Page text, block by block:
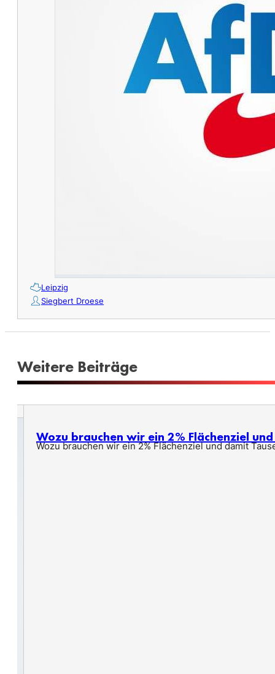
Leipzig
Siegbert Droese
Weitere Beiträge
Wozu brauchen wir ein 2% Flächenziel
Wozu brauchen wir ein 2% Flächenziel und damit